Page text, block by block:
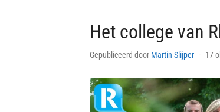
Het college van
Gepubliceerd door Martin Slijper 17